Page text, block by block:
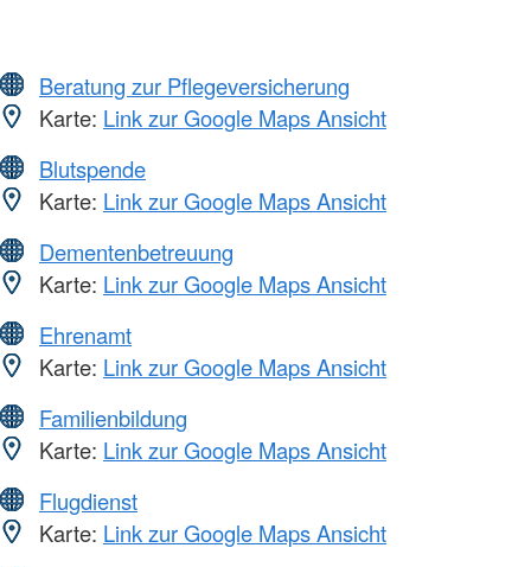
Beratung zur Pflegeversicherung
Karte: Link zur Google Maps Ansicht
Blutspende
Karte: Link zur Google Maps Ansicht
Dementenbetreuung
Karte: Link zur Google Maps Ansicht
Ehrenamt
Karte: Link zur Google Maps Ansicht
Familienbildung
Karte: Link zur Google Maps Ansicht
Flugdienst
Karte: Link zur Google Maps Ansicht